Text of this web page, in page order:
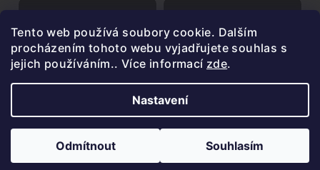
Tento web používá soubory cookie. Dalším
procházením tohoto webu vyjadřujete souhlas s
jejich používáním.. Více informací zde.
Nastavení
Odmítnout Souhlasím
2500 Kč zdarma
3%